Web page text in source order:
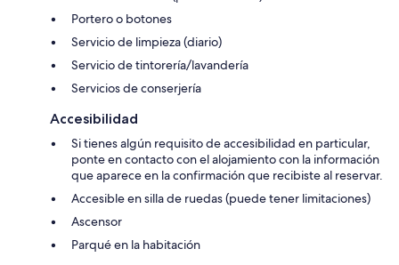
Portero o botones
Servicio de limpieza (diario)
Servicio de tintorería/lavandería
Servicios de conserjería
Accesibilidad
Si tienes algún requisito de accesibilidad en particular,
ponte en contacto con el alojamiento con la información
que aparece en la confirmación que recibiste al reservar.
Accesible en silla de ruedas (puede tener limitaciones)
Ascensor
Parqué en la habitación